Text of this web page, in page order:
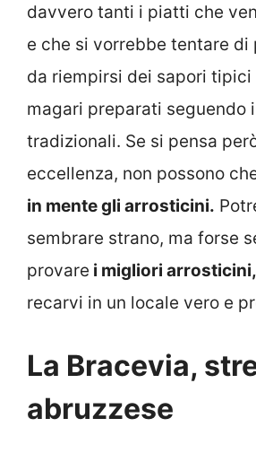
davvero tanti i piatti che
e che si vorrebbe tentare di
da riempirsi dei sapori tipici
magari preparati seguendo
tradizionali. Se si pensa
eccellenza, non possono
in mente gli arrosticini.
sembrare strano, ma forse
provare i migliori arrosticini,
recarvi in un locale vero e
La Bracevia,
abruzzese